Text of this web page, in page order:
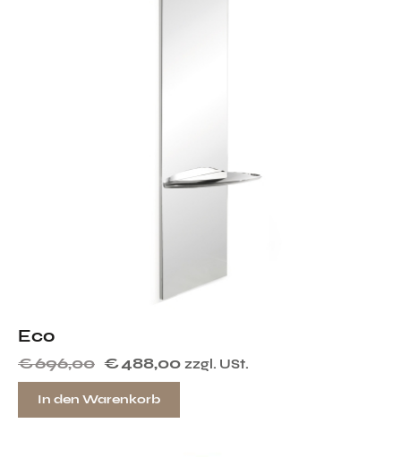
Eco
€696,00 €488,00 zzgl. USt.
In den Warenkorb